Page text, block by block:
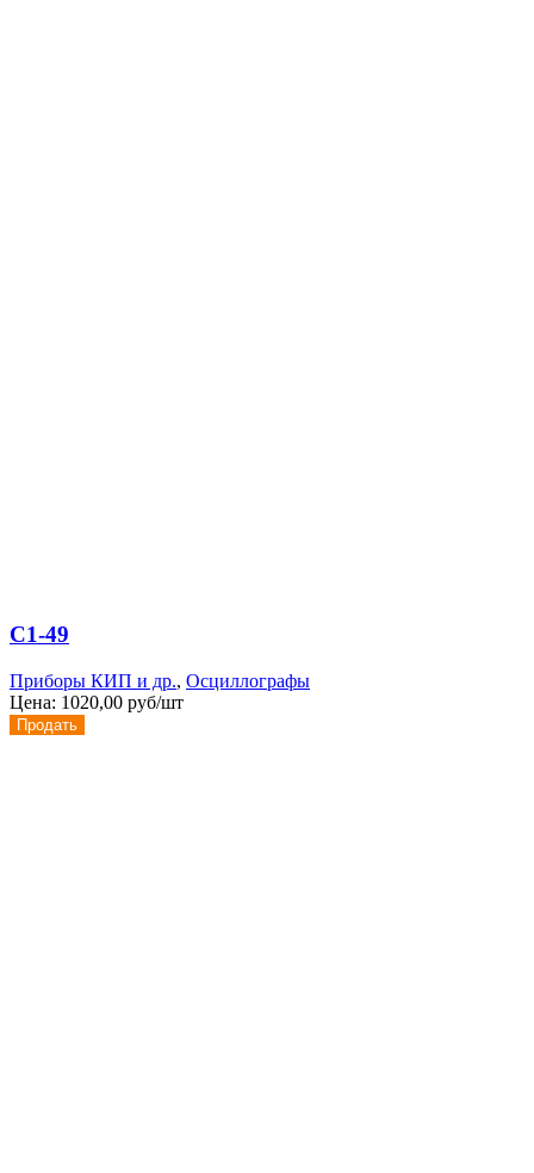
С1-49
Приборы КИП и др., Осциллографы
Цена: 1020,00 руб/шт
Продать